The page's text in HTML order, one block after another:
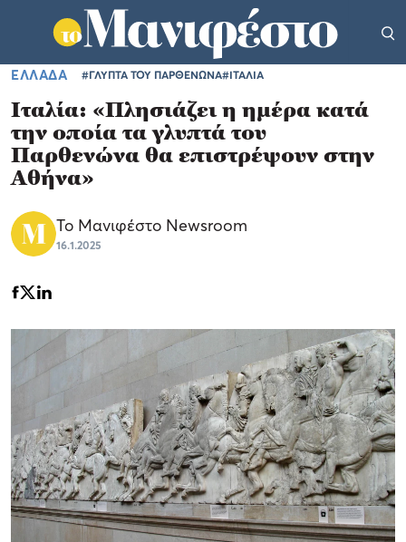
ΕΛΛΑΔΑ #ΓΛΥΠΤΑ ΤΟΥ ΠΑΡΘΕΝΩΝΑ#ΙΤΑΛΙΑ
Ιταλία: «Πλησιάζει η ημέρα κατά
την οποία τα γλυπτά του
Παρθενώνα θα επιστρέψουν στην
Αθήνα»
Το Μανιφέστο Newsroom
16.1.2025